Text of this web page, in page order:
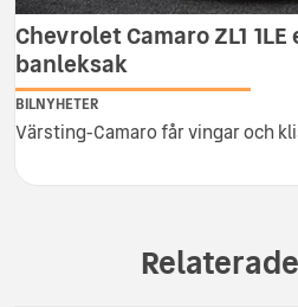
Chevrolet Camaro ZL1 1LE
banleksak
BILNYHETER
Värsting-Camaro får vingar och